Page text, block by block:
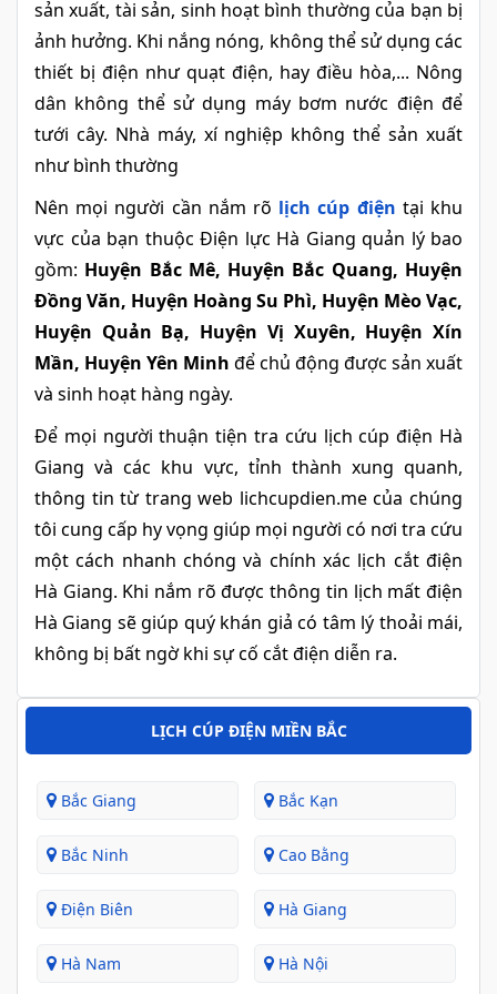
sản xuất, tài sản, sinh hoạt bình thường của bạn bị
ảnh hưởng. Khi nắng nóng, không thể sử dụng các
thiết bị điện như quạt điện, hay điều hòa,... Nông
dân không thể sử dụng máy bơm nước điện để
tưới cây. Nhà máy, xí nghiệp không thể sản xuất
như bình thường
Nên mọi người cần nắm rõ lịch cúp điện tại khu
vực của bạn thuộc Điện lực Hà Giang quản lý bao
gồm: Huyện Bắc Mê, Huyện Bắc Quang, Huyện
Đồng Văn, Huyện Hoàng Su Phì, Huyện Mèo Vạc,
Huyện Quản Bạ, Huyện Vị Xuyên, Huyện Xín
Mần, Huyện Yên Minh để chủ động được sản xuất
và sinh hoạt hàng ngày.
Để mọi người thuận tiện tra cứu lịch cúp điện Hà
Giang và các khu vực, tỉnh thành xung quanh,
thông tin từ trang web lichcupdien.me của chúng
tôi cung cấp hy vọng giúp mọi người có nơi tra cứu
một cách nhanh chóng và chính xác lịch cắt điện
Hà Giang. Khi nắm rõ được thông tin lịch mất điện
Hà Giang sẽ giúp quý khán giả có tâm lý thoải mái,
không bị bất ngờ khi sự cố cắt điện diễn ra.
LỊCH CÚP ĐIỆN MIỀN BẮC
Bắc Giang Bắc Kạn
Bắc Ninh Cao Bằng
Điện Biên Hà Giang
Hà Nam Hà Nội